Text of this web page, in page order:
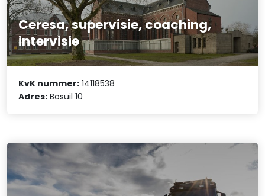
Ceresa, supervisie, coaching,
intervisie
KvK nummer: 14118538
Adres: Bosuil 10